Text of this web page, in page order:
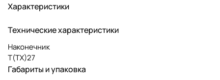
Характеристики
Технические характеристики
Наконечник
Т(ТХ)27
Габариты и упаковка